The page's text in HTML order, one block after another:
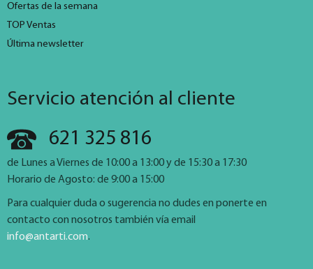
Ofertas de la semana
TOP Ventas
Última newsletter
Servicio atención al cliente
621 325 816
de Lunes a Viernes de 10:00 a 13:00 y de 15:30 a 17:30
Horario de Agosto: de 9:00 a 15:00
Para cualquier duda o sugerencia no dudes en ponerte en
contacto con nosotros también vía email
info@antarti.com.